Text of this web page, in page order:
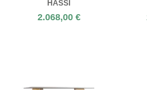
HASSI
2.068,00 €